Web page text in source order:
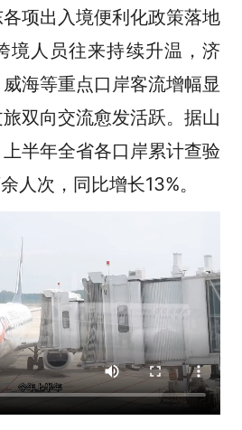
项出入境便利化政策落地
境人员往来持续升温，济
海等重点口岸客流增幅显
双向交流愈发活跃。据山
半年全省各口岸累计查验
人次，同比增长13%。